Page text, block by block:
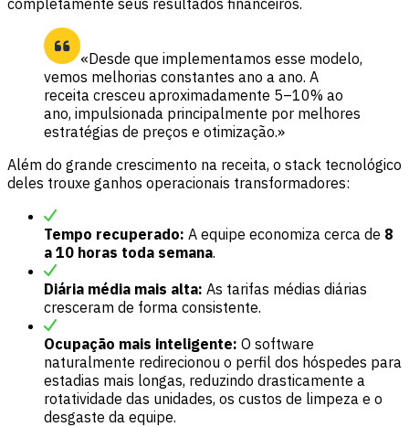
«Desde que implementamos esse modelo,
vemos melhorias constantes ano a ano. A
receita cresceu aproximadamente 5–10% ao
ano, impulsionada principalmente por melhores
estratégias de preços e otimização.»
Além do grande crescimento na receita, o stack tecnológico
deles trouxe ganhos operacionais transformadores:
Tempo recuperado: A equipe economiza cerca de 8
a 10 horas toda semana.
Diária média mais alta: As tarifas médias diárias
cresceram de forma consistente.
Ocupação mais inteligente: O software
naturalmente redirecionou o perfil dos hóspedes para
estadias mais longas, reduzindo drasticamente a
rotatividade das unidades, os custos de limpeza e o
desgaste da equipe.